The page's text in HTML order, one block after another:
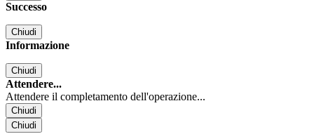
Successo
Chiudi
Informazione
Chiudi
Attendere...
Attendere il completamento dell'operazione...
Chiudi
Chiudi